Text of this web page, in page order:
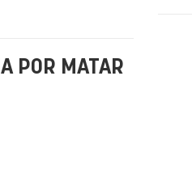
POR MATAR